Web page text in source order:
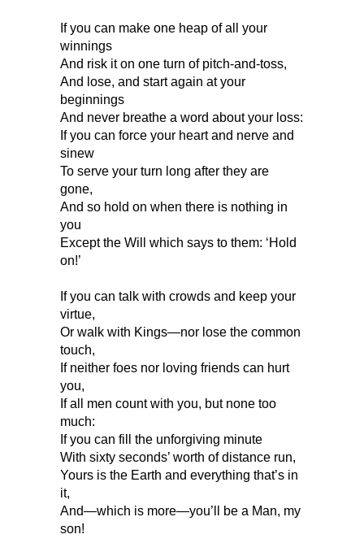
If you can make one heap of all your
winnings
And risk it on one turn of pitch-and-toss,
And lose, and start again at your
beginnings
And never breathe a word about your loss:
If you can force your heart and nerve and
sinew
To serve your turn long after they are
gone,
And so hold on when there is nothing in
you
Except the Will which says to them: ‘Hold
on!’
If you can talk with crowds and keep your
virtue,
Or walk with Kings—nor lose the common
touch,
If neither foes nor loving friends can hurt
you,
If all men count with you, but none too
much:
If you can fill the unforgiving minute
With sixty seconds’ worth of distance run,
Yours is the Earth and everything that’s in
it,
And—which is more—you’ll be a Man, my
son!